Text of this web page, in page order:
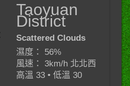
Taoyuan
District
Scattered Clouds
濕度： 56%
風速： 3km/h 北北西
高溫 33 • 低溫 30